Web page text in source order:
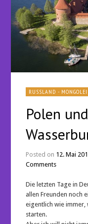
RUSSLAND - MONGOLEI
Polen
Posted on 12. Mai
Comments
Die letzten Tage in
allen Freunden noch
eigentlich wie immer,
starten.